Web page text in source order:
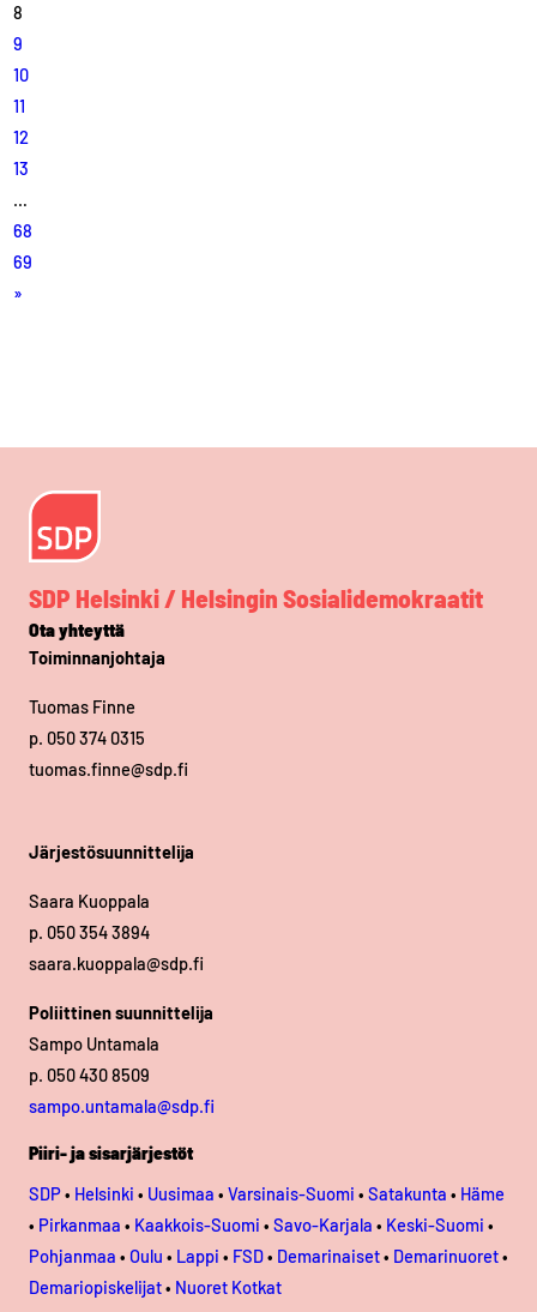
8
9
10
11
12
13
…
68
69
»
SDP Helsinki / Helsingin Sosialidemokraatit
Ota yhteyttä
Toiminnanjohtaja
Tuomas Finne
p. 050 374 0315
tuomas.finne@sdp.fi
Järjestösuunnittelija
Saara Kuoppala
p. 050 354 3894
saara.kuoppala@sdp.fi
Poliittinen suunnittelija
Sampo Untamala
p. 050 430 8509
sampo.untamala@sdp.fi
Piiri- ja sisarjärjestöt
SDP• Helsinki • Uusimaa • Varsinais-Suomi • Satakunta • Häme
• Pirkanmaa • Kaakkois-Suomi • Savo-Karjala • Keski-Suomi •
Pohjanmaa • Oulu • Lappi • FSD• Demarinaiset• Demarinuoret•
Demariopiskelijat• Nuoret Kotkat